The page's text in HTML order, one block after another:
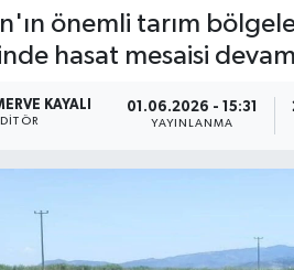
önemli tarım
hasat mesaisi
KAYALI 01.06.2026 - 15:31
YAYINLANMA